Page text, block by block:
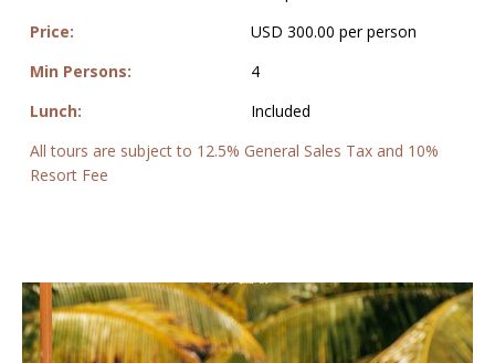
Price:
USD 300.00 per person
Min Persons:
4
Lunch:
Included
All tours are subject to 12.5% General Sales Tax and 10%
Resort Fee